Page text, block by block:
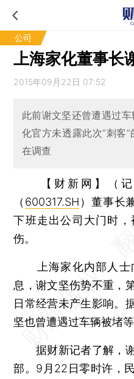
公司
上海家化董事长
2015年09月22日 07:52
此前谢文坚还曾遭遇过
化官方未透露此次“刺客
在调查
【财新网】（
（ 600317.SH ）董事长
下班走出公司大门时
伤。
上海家化内部人士
息，谢文坚伤势不重，
日常经营未产生影响。
坚也曾遭遇过车辆被堵等
据财新记者了解，谢
部。9月22日零时许，